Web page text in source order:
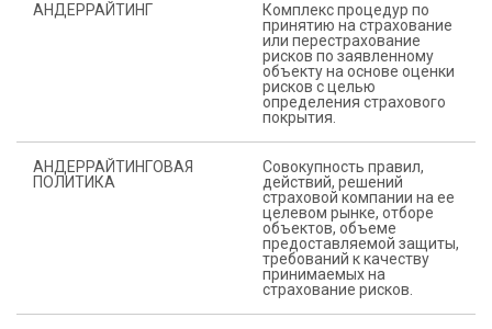
АНДЕРРАЙТИНГ
Комплекс процедур по
принятию на страхование
или перестрахование
рисков по заявленному
объекту на основе оценки
рисков с целью
определения страхового
покрытия.
АНДЕРРАЙТИНГОВАЯ
ПОЛИТИКА
Совокупность правил,
действий, решений
страховой компании на ее
целевом рынке, отборе
объектов, объеме
предоставляемой защиты,
требований к качеству
принимаемых на
страхование рисков.